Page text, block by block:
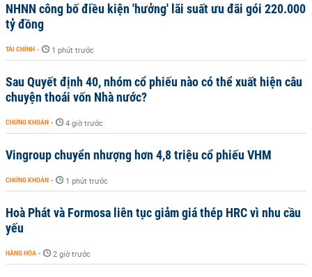
NHNN công bố điều kiện 'hưởng' lãi suất ưu đãi gói 220.000
tỷ đồng
TÀI CHÍNH - 1 phút trước
Sau Quyết định 40, nhóm cổ phiếu nào có thể xuất hiện câu
chuyện thoái vốn Nhà nước?
CHỨNG KHOÁN - 4 giờ trước
Vingroup chuyển nhượng hơn 4,8 triệu cổ phiếu VHM
CHỨNG KHOÁN - 1 phút trước
Hoà Phát và Formosa liên tục giảm giá thép HRC vì nhu cầu
yếu
HÀNG HÓA - 2 giờ trước